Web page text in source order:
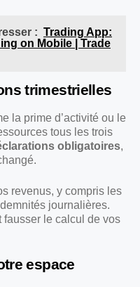
: Trading App:
on Mobile | Trade
trimestrielles
la prime d’activité ou le
tous les trois
obligatoires,
revenus, y compris les
journalières.
le calcul de vos
espace